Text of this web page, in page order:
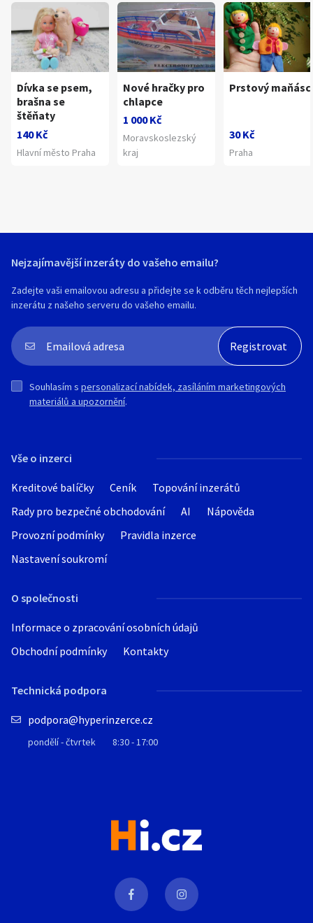
Dívka se psem,
brašna se
štěňaty
140 Kč
Hlavní město Praha
Nové hračky pro
chlapce
1 000 Kč
Moravskoslezský
kraj
Prstový maňásci
30 Kč
Praha
Vše o inzerci
Kreditové balíčky Ceník
Topování inzerátů
Rady pro bezpečné obchodování
AI
Nápověda
Provozní podmínky
Pravidla inzerce
Nastavení soukromí
O společnosti
Informace o zpracování osobních údajů
Obchodní podmínky
Kontakty
Technická podpora
podpora@hyperinzerce.cz
pondělí - čtvrtek 8:30 - 17:00
Nejzajímavější inzeráty do vašeho emailu?
Zadejte vaši emailovou adresu a přidejte se k odběru těch nejlepších
inzerátu z našeho serveru do vašeho emailu.
Souhlasím s personalizací nabídek, zasíláním marketingových
materiálů a upozornění.